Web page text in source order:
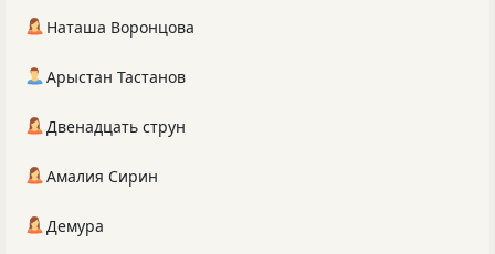
Наташа Воронцова
Арыстан Тастанов
Двенадцать струн
Амалия Сирин
Демура